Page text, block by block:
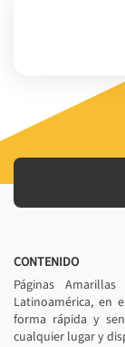
CONTENIDO
Páginas
Latinoamérica, en
forma rápida y
cualquier lugar y